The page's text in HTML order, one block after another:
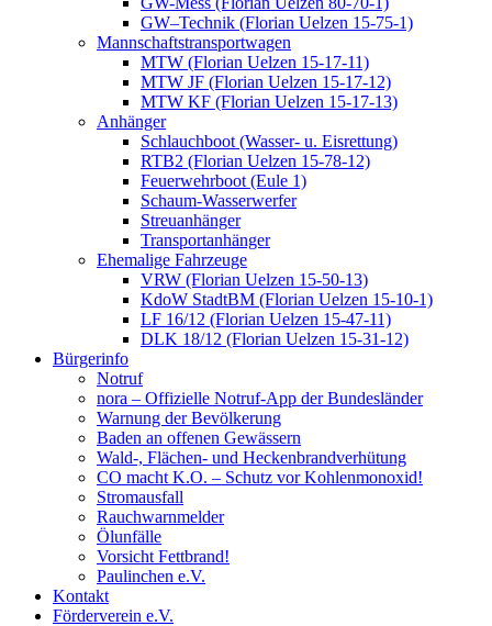
GW–Technik (Florian Uelzen 15-75-1)
Mannschaftstransportwagen
MTW (Florian Uelzen 15-17-11)
MTW JF (Florian Uelzen 15-17-12)
MTW KF (Florian Uelzen 15-17-13)
Anhänger
Schlauchboot (Wasser- u. Eisrettung)
RTB2 (Florian Uelzen 15-78-12)
Feuerwehrboot (Eule 1)
Schaum-Wasserwerfer
Streuanhänger
Transportanhänger
Ehemalige Fahrzeuge
VRW (Florian Uelzen 15-50-13)
KdoW StadtBM (Florian Uelzen 15-10-1)
LF 16/12 (Florian Uelzen 15-47-11)
DLK 18/12 (Florian Uelzen 15-31-12)
Bürgerinfo
Notruf
nora – Offizielle Notruf-App der Bundesländer
Warnung der Bevölkerung
Baden an offenen Gewässern
Wald-, Flächen- und Heckenbrandverhütung
CO macht K.O. – Schutz vor Kohlenmonoxid!
Stromausfall
Rauchwarnmelder
Ölunfälle
Vorsicht Fettbrand!
Paulinchen e.V.
Kontakt
Förderverein e.V.